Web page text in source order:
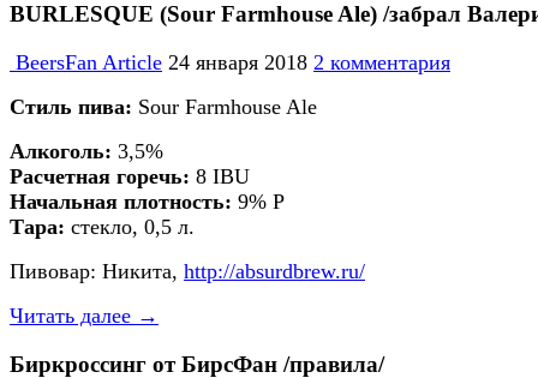
BURLESQUE (Sour Farmhouse Ale) /забрал
BeersFan Article 24 января 2018 2 комментария
Стиль пива: Sour Farmhouse Ale
Алкоголь: 3,5%
Расчетная горечь: 8 IBU
Начальная плотность: 9% P
Тара: стекло, 0,5 л.
Пивовар: Никита, http://absurdbrew.ru/
Читать далее →
Биркроссинг от БирсФан /правила/